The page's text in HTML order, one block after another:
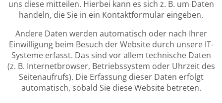
uns diese mitteilen. Hierbei kann es sich z. B. um Daten
handeln, die Sie in ein Kontaktformular eingeben.
Andere Daten werden automatisch oder nach Ihrer
Einwilligung beim Besuch der Website durch unsere IT-
Systeme erfasst. Das sind vor allem technische Daten
(z. B. Internetbrowser, Betriebssystem oder Uhrzeit des
Seitenaufrufs). Die Erfassung dieser Daten erfolgt
automatisch, sobald Sie diese Website betreten.